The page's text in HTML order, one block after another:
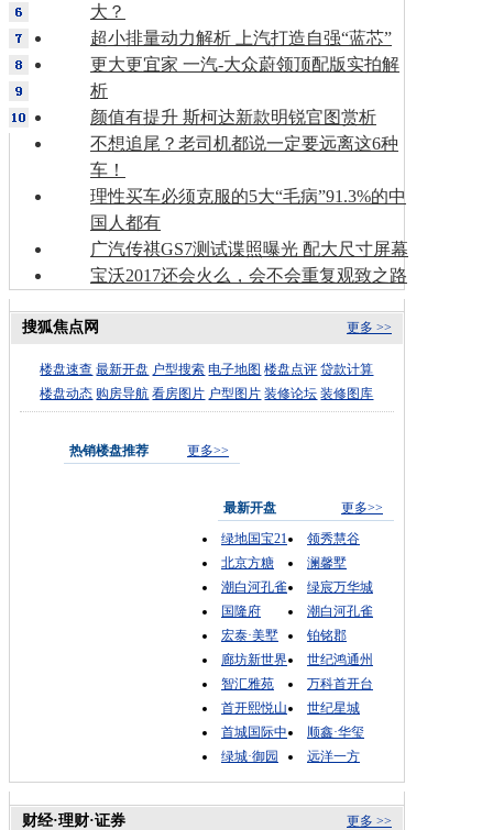
大？
超小排量动力解析 上汽打造自强“蓝芯”
更大更宜家 一汽-大众蔚领顶配版实拍解
析
颜值有提升 斯柯达新款明锐官图赏析
不想追尾？老司机都说一定要远离这6种
车！
理性买车必须克服的5大“毛病”91.3%的中
国人都有
广汽传祺GS7测试谍照曝光 配大尺寸屏幕
宝沃2017还会火么，会不会重复观致之路
更多 >>
搜狐焦点网
楼盘速查 最新开盘 户型搜索 电子地图 楼盘点评 贷款计算
楼盘动态 购房导航 看房图片 户型图片 装修论坛 装修图库
热销楼盘推荐 更多>>
最新开盘
更多>>
绿地国宝21
领秀慧谷
北京方糖
澜馨墅
潮白河孔雀
绿宸万华城
国隆府
潮白河孔雀
宏泰·美墅
铂铭郡
廊坊新世界
世纪鸿通州
智汇雅苑
万科首开台
首开熙悦山
世纪星城
首城国际中
顺鑫·华玺
绿城·御园
远洋一方
更多 >>
财经·理财·证券